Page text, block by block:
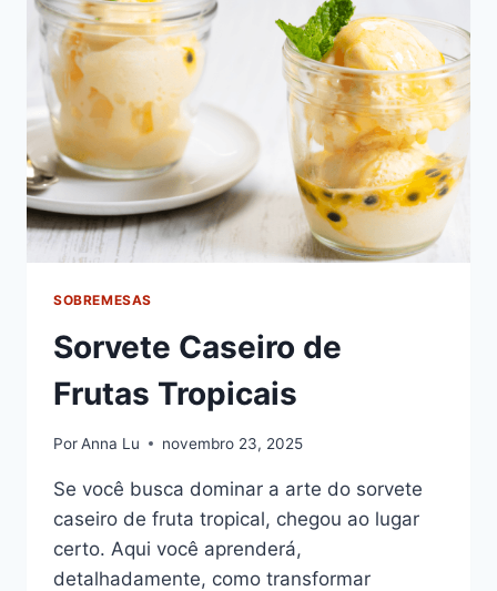
FÁCIL
DE
FAZER
SOBREMESAS
Sorvete Caseiro de
Frutas Tropicais
PorAnna Lu novembro 23, 2025
Se você busca dominar a arte do sorvete
caseiro de fruta tropical, chegou ao lugar
certo. Aqui você aprenderá,
detalhadamente, como transformar